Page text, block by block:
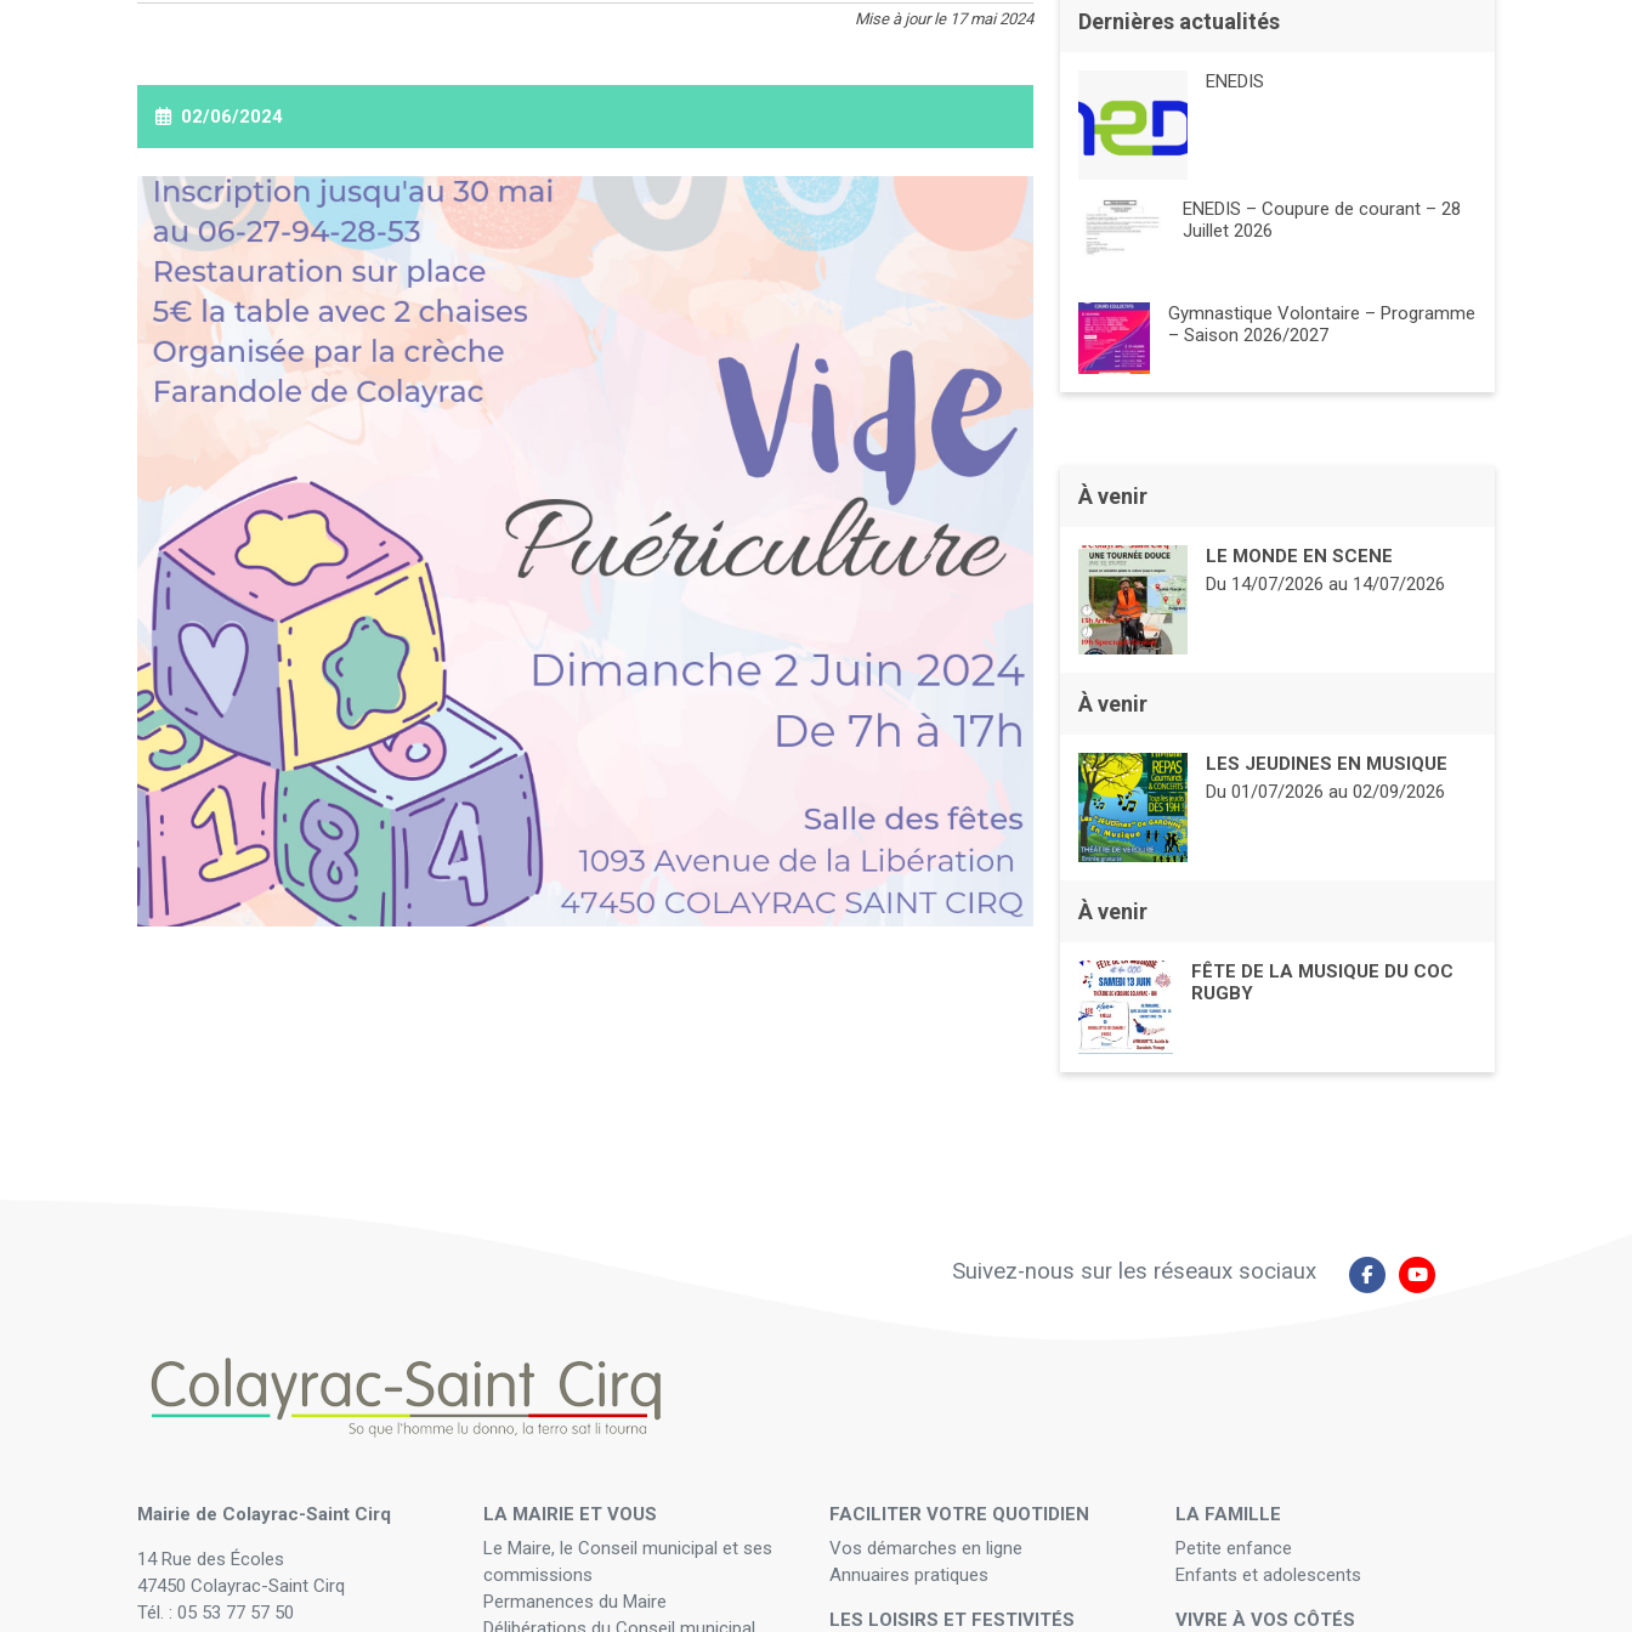
Mise à jour le 17 mai 2024
02/06/2024
Dernières actualités
ENEDIS
ENEDIS – Coupure de courant – 28
Juillet 2026
Gymnastique Volontaire – Programme
– Saison 2026/2027
À venir
LE MONDE EN SCENE
Du 14/07/2026au 14/07/2026
À venir
LES JEUDINES EN MUSIQUE
Du 01/07/2026au 02/09/2026
À venir
FÊTE DE LA MUSIQUE DU COC
RUGBY
Suivez-nous sur les réseaux sociaux
Mairie de Colayrac-Saint Cirq
14 Rue des Écoles
47450 Colayrac-Saint Cirq
Tél. : 05 53 77 57 50
LA MAIRIE ET VOUS
Le Maire, le Conseil municipal et ses
commissions
Permanences du Maire
FACILITER VOTRE QUOTIDIEN
Vos démarches en ligne
Annuaires pratiques
LES LOISIRS ET FESTIVITÉS
LA FAMILLE
Petite enfance
Enfants et adolescents
VIVRE À VOS CÔTÉS